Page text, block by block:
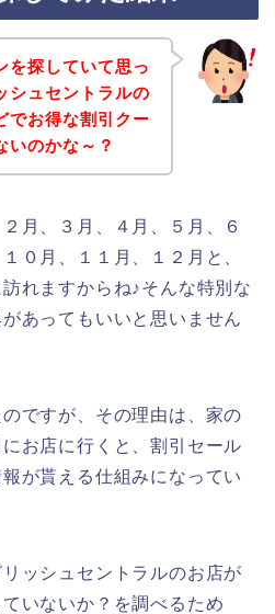
を探していて思っ
シュセントラルの
でお得な割引クー
いのかな～？
月、３月、４月、５月、６
０月、１１月、１２月と、
れますからね♪そんな特別な
あってもいいと思いません
ですが、その理由は、家の
お店に行くと、割引セール
が貰える仕組みになってい
ッシュセントラルのお店が
いないか？を調べるため